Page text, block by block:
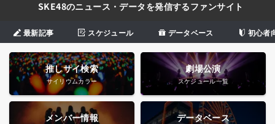
SKE48のニュース・データを発信するファンサイト
最新記事 スケジュール データベース 初心者
推しサイ検索
サイリウムカラー
劇場公演
スケジュール一覧
メンバー情報 データベース